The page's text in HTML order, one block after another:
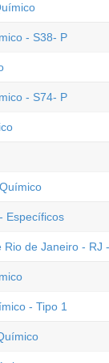
- S38- P
- S74- P
Específicos
de Janeiro - RJ
- Tipo 1